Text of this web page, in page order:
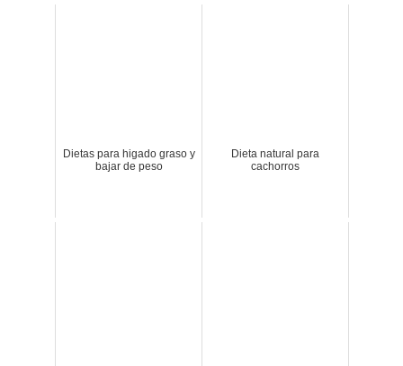
Dietas para higado graso y
bajar de peso
Dieta natural para
cachorros